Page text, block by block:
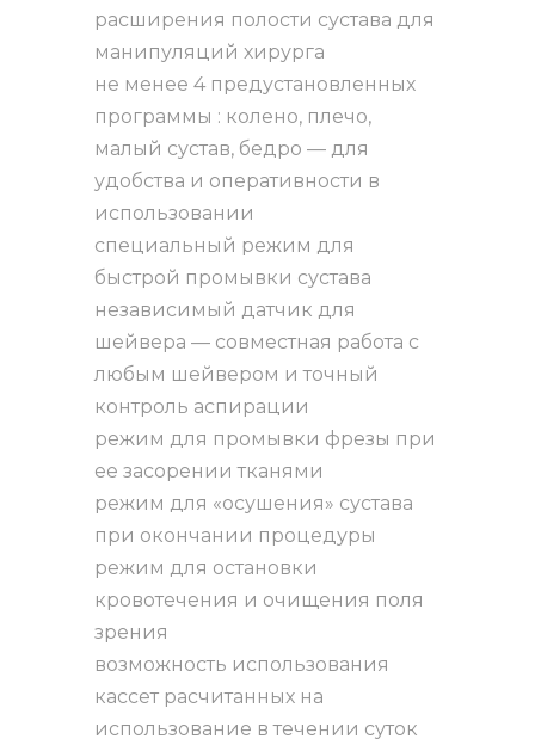
расширения полости сустава для
манипуляций хирурга
не менее 4 предустановленных
программы : колено, плечо,
малый сустав, бедро — для
удобства и оперативности в
использовании
специальный режим для
быстрой промывки сустава
независимый датчик для
шейвера — совместная работа с
любым шейвером и точный
контроль аспирации
режим для промывки фрезы при
ее засорении тканями
режим для «осушения» сустава
при окончании процедуры
режим для остановки
кровотечения и очищения поля
зрения
возможность использования
кассет расчитанных на
использование в течении суток